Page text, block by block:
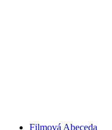
Filmová Abeceda